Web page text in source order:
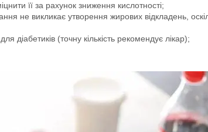
її за рахунок зниження кислотності;
не викликає утворення жирових відкладень,
діабетиків (точну кількість рекомендує лікар);